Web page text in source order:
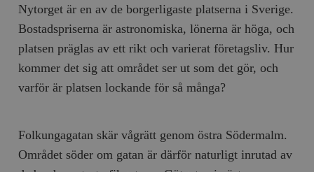
Nytorget är en av de borgerligaste platserna i Sverige.
Bostadspriserna är astronomiska, lönerna är höga, och
platsen präglas av ett rikt och varierat företagsliv. Hur
kommer det sig att området ser ut som det gör, och
varför är platsen lockande för så många?
Folkungagatan skär vågrätt genom östra Södermalm.
Området söder om gatan är därför naturligt inrutad av